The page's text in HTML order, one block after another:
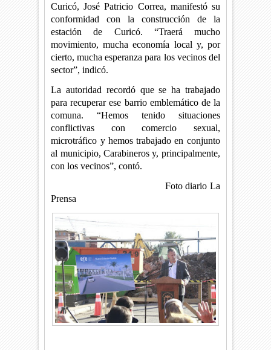
Curicó, José Patricio Correa, manifestó su
conformidad con la construcción de la
estación de Curicó. “Traerá mucho
movimiento, mucha economía local y, por
cierto, mucha esperanza para los vecinos del
sector”, indicó.
La autoridad recordó que se ha trabajado
para recuperar ese barrio emblemático de la
comuna. “Hemos tenido situaciones
conflictivas con comercio sexual,
microtráfico y hemos trabajado en conjunto
al municipio, Carabineros y, principalmente,
con los vecinos”, contó.
Foto diario La
Prensa